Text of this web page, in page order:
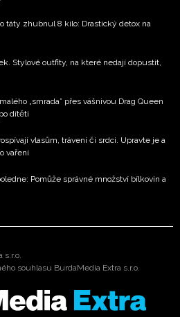
táty zhubnul 8 kilo: Drastický detox na
Stylové outfity, na které nedají dopustit,
„smrada” přes vášnivou Drag Queen
dítěti
vlasům, trávení či srdci. Upravte je a
vaření
Pomůže správné množství bílkovin a
s.r.o.
souhlasu BurdaMedia Extra s.r.o.